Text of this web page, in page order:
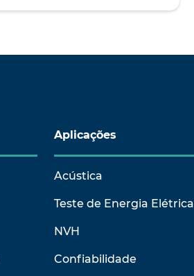
Aplicações
Acústica
Teste de Energia Elétrica
NVH
Confiabilidade